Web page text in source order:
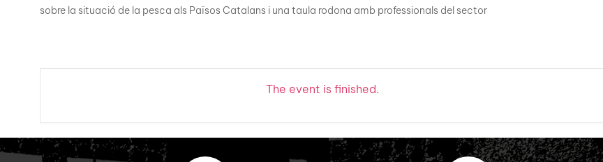
sobre la situació de la pesca als Països Catalans i una taula rodona amb professionals del sector
The event is finished.